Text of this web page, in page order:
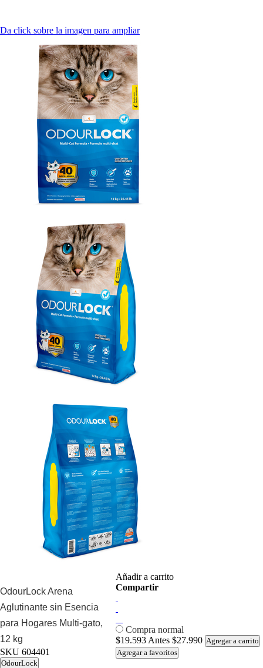
Da click sobre la imagen para ampliar
OdourLock Arena
Aglutinante sin Esencia
para Hogares Multi-gato,
12 kg
SKU 604401
OdourLock
Añadir a carrito
Compartir
Compra normal
$19.593 Antes$27.990 Agregar a carrito
Agregar a favoritos